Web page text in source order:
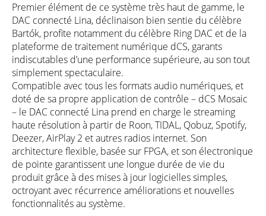
Premier élément de ce système très haut de gamme, le
DAC connecté Lina, déclinaison bien sentie du célèbre
Bartók, profite notamment du célèbre Ring DAC et de la
plateforme de traitement numérique dCS, garants
indiscutables d’une performance supérieure, au son tout
simplement spectaculaire.
Compatible avec tous les formats audio numériques, et
doté de sa propre application de contrôle – dCS Mosaic
– le DAC connecté Lina prend en charge le streaming
haute résolution à partir de Roon, TIDAL, Qobuz, Spotify,
Deezer, AirPlay 2 et autres radios internet. Son
architecture flexible, basée sur FPGA, et son électronique
de pointe garantissent une longue durée de vie du
produit grâce à des mises à jour logicielles simples,
octroyant avec récurrence améliorations et nouvelles
fonctionnalités au système.